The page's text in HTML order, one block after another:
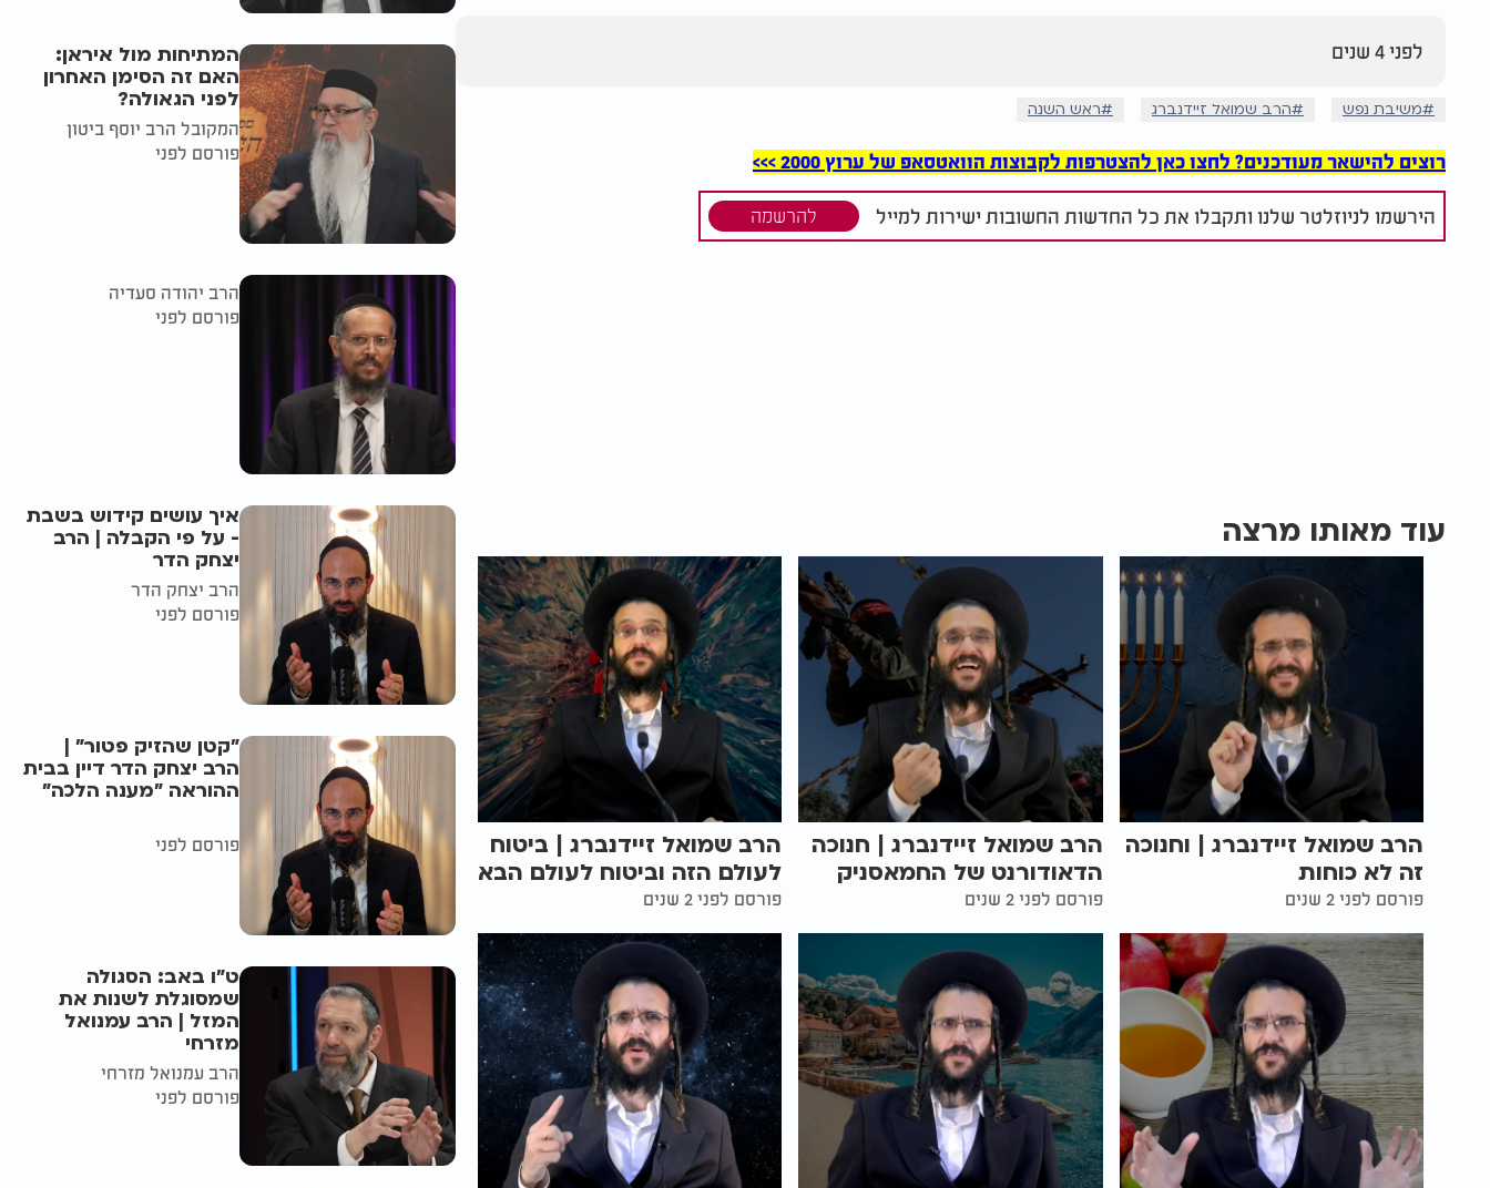
לפני 4 שנים
משיבת נפש הרב שמואל זיידנברג ראש השנה
רוצים להישאר מעודכנים? לחצו כאן להצטרפות לקבוצות הוואטסאפ של ערוץ 2000 >>>
הירשמו לניוזלטר שלנו ותקבלו את כל החדשות החשובות ישירות למייל להרשמה
עוד מאותו מרצה
הרב שמואל זיידנברג | וחנוכה
זה לא כוחות
פורסם לפני 2 שנים
הרב שמואל זיידנברג | חנוכה
הדאודורנט של החמאסניק
פורסם לפני 2 שנים
הרב שמואל זיידנברג | ביטוח
לעולם הזה וביטוח לעולם הבא
פורסם לפני 2 שנים
המתיחות מול איראן:
האם זה הסימן האחרון
לפני הגאולה?
המקובל הרב יוסף ביטון
פורסם לפני
הרב יהודה סעדיה
פורסם לפני
איך עושים קידוש בשבת
- על פי הקבלה | הרב
יצחק הדר
הרב יצחק הדר
פורסם לפני
"קטן שהזיק פטור" |
הרב יצחק הדר דיין בבית
ההוראה "מענה הלכה"
פורסם לפני
ט"ו באב: הסגולה
שמסוגלת לשנות את
המזל | הרב עמנואל
מזרחי
הרב עמנואל מזרחי
פורסם לפני